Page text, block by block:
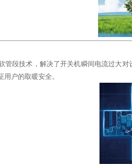
管段技术，解决了开关机瞬间电流过大
户的取暖安全。